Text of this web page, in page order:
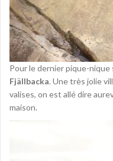
Pour le dernier pique-nique
Fjällbacka. Une très jolie
valises, on est allé dire
maison.